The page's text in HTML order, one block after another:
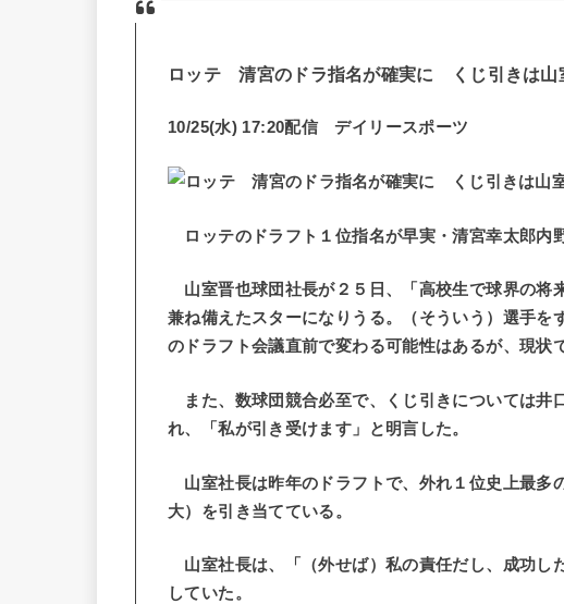
ロッテ 清宮のドラ指名が確実に くじ引きは山
10/25(水) 17:20配信 デイリースポーツ
ロッテのドラフト１位指名が早実・清宮幸太郎内
山室晋也球団社長が２５日、「高校生で球界の将
兼ね備えたスターになりうる。（そういう）選手を
のドラフト会議直前で変わる可能性はあるが、現状
また、数球団競合必至で、くじ引きについては井
れ、「私が引き受けます」と明言した。
山室社長は昨年のドラフトで、外れ１位史上最多
大）を引き当てている。
山室社長は、「（外せば）私の責任だし、成功し
していた。